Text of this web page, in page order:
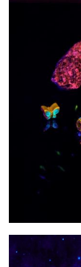
汽
车
登录